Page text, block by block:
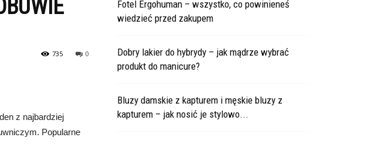
0
735
z najbardziej
Popularne
Fotel Ergohuman – wszystko, co powinieneś
wiedzieć przed zakupem
Dobry lakier do hybrydy – jak mądrze wybrać
produkt do manicure?
Bluzy damskie z kapturem i męskie bluzy z
kapturem – jak nosić je stylowo...